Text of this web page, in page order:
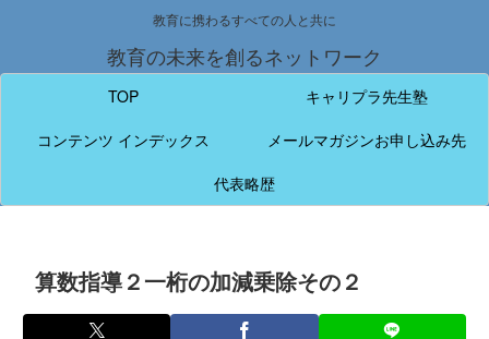
教育に携わるすべての人と共に
教育の未来を創るネットワーク
TOP
キャリプラ先生塾
コンテンツ インデックス
メールマガジンお申し込み先
代表略歴
算数指導２一桁の加減乗除その２